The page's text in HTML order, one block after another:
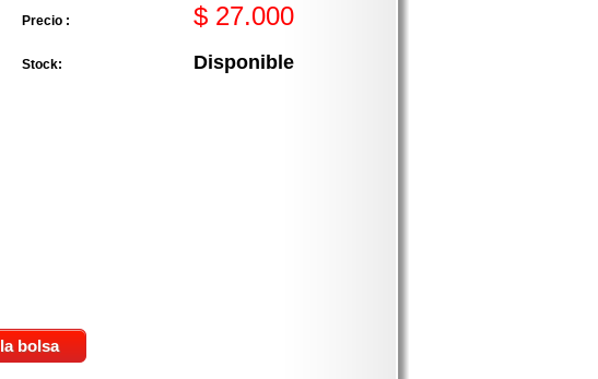
Precio : $ 27.000
Stock: Disponible